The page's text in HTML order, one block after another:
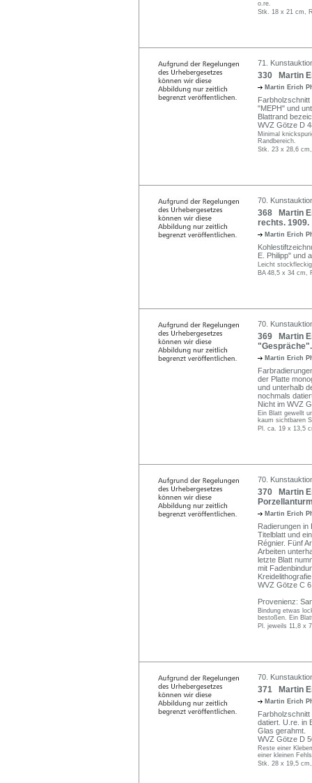
o.re.
Stk. 18 x 21 cm,
71.
330 Martin
Martin Erich
"MEPH" und
Blattrand
WVZ Götze D
Minimal
Randbereich.
Stk. 23 x 28,6
70.
368 Martin
rechts. 1909.
Martin Erich
E. Philipp" und
Leicht
BA 48,5 x 34 cm,
70.
369 Martin
Martin Erich
der Platte
und unterhalb
nochmals
Nicht im WVZ
Ein Blatt gewellt
kaum sichtbaren
Pl. ca. 19 x 13,5
70.
370 Martin
Martin Erich
Radierungen in
Titelblatt und
Régnier. Fünf
Arbeiten
letzte Blatt
mit
WVZ Götze C
Provenienz:
Bindung etwas
bestoßen. Ein
Pl. jeweils 11,8 x
70.
371 Martin
Martin Erich
Farbholzschnitt
datiert. U.re. in
Glas gerahmt.
WVZ Götze D
Reste einer
einer kleinen
Stk. 28 x 19,5